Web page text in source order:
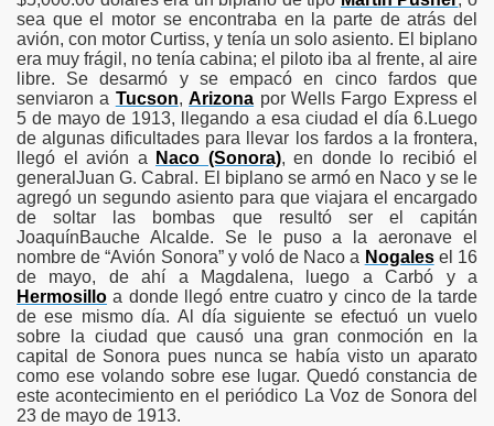
sea que el motor se encontraba en la parte de atrás del
avión, con motor Curtiss, y tenía un solo asiento. El biplano
era muy frágil, no tenía cabina; el piloto iba al frente, al aire
libre. Se desarmó y se empacó en cinco fardos que
senviaron a Tucson,Arizona por Wells Fargo Express el
5 de mayo de 1913, llegando a esa ciudad el día 6.Luego
de algunas dificultades para llevar los fardos a la frontera,
llegó el avión a
Naco (Sonora), en donde lo recibió el
generalJuan G. Cabral. El biplano se armó en Naco y se le
agregó un segundo asiento para que viajara el encargado
de soltar las bombas que resultó ser el capitán
JoaquínBauche Alcalde. Se le puso a la aeronave el
nombre de “Avión Sonora” y voló de Naco a Nogalesel 16
de mayo, de ahí a Magdalena, luego a Carbó y a
Hermosillo a donde llegó entre cuatro y cinco de la tarde
de ese mismo día. Al día siguiente se efectuó un vuelo
sobre la ciudad que causó una gran conmoción en la
capital de Sonora pues nunca se había visto un aparato
como ese volando sobre ese lugar. Quedó constancia de
este acontecimiento en el periódico La Voz de Sonora del
23 de mayo de 1913.